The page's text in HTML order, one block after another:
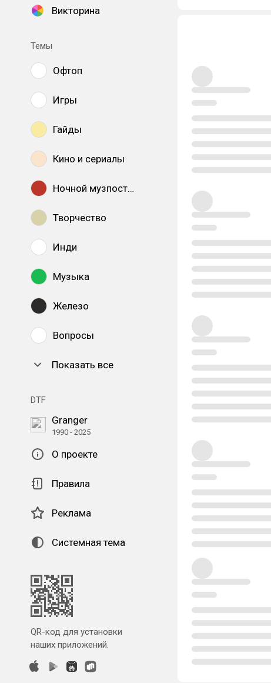
Викторина
Темы
Офтоп
Игры
Гайды
Кино и сериалы
Ночной музпостинг
Творчество
Инди
Музыка
Железо
Вопросы
Показать все
DTF
Granger
1990 - 2025
О проекте
Правила
Реклама
Системная тема
QR-код для установки
наших приложений.